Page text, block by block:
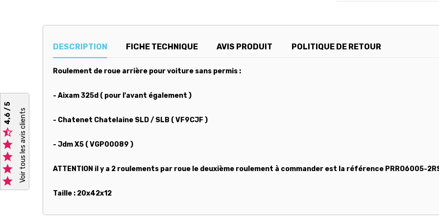





4,6 / 5 Voir tous les avis clients
DESCRIPTION FICHE TECHNIQUE AVIS PRODUIT POLITIQUE DE RETOUR
Roulement de roue arrière pour voiture sans permis :
- Aixam 325d ( pour l'avant également )
- Chatenet Chatelaine SLD / SLB ( VF9CJF )
- Jdm X5 ( VGP00089 )
ATTENTION il y a 2 roulements par roue le deuxième roulement à commander est la référence PRRO6005-
Taille : 20x42x12